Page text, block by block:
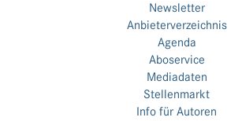
Newsletter
Anbieterverzeichnis
Agenda
Aboservice
Mediadaten
Stellenmarkt
Info für Autoren